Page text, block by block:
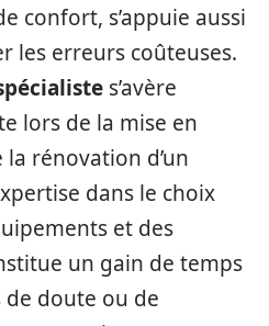
confort, s’appuie aussi
les erreurs coûteuses.
s’avère
lors de la mise en
rénovation d’un
dans le choix
et des
un gain de temps
de doute ou de